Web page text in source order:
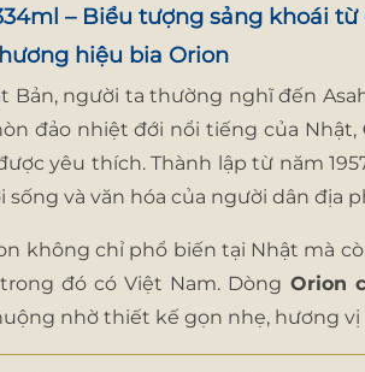
– Biểu tượng sảng khoái
hiệu bia Orion
Bản, người ta thường nghĩ đến
đảo nhiệt đới nổi tiếng của Nhật,
yêu thích. Thành lập từ năm
sống và văn hóa của người dân địa
không chỉ phổ biến tại Nhật mà
đó có Việt Nam. Dòng Orion
nhờ thiết kế gọn nhẹ, hương